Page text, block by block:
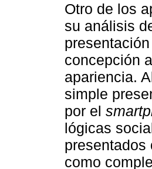
Otro de los
su análisis
concepción
apariencia.
simple
por el
lógicas
presentados
como